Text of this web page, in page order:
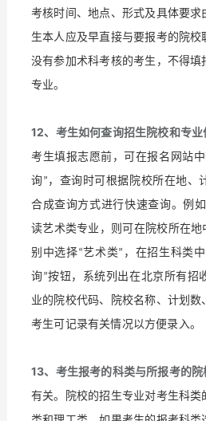
考核时间、地点、形式及具体要
生本人应及早直接与要报考的院
没有参加术科考核的考生，不得填
专业。
12、考生如何查询招生院校和专业
考生填报志愿前，可在报名网站中
询” ，查询时可根据院校所在地、
合成查询方式进行快速查询。例
读艺术类专业，则可在院校所在地
别中选择“艺术类” ，在招生科类
询”按钮，系统列出在北京所有招
业的院校代码、院校名称、计划数
考生可记录有关情况以方便录入。
13、考生报考的科类与所报考的院
有关。院校的招生专业对考生科类